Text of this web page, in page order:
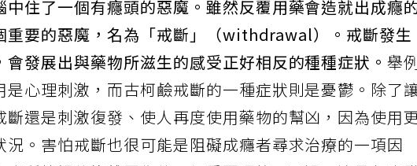
中住了一個有癮頭的惡魔。雖然反覆用藥會造就出成癮
重要的惡魔，名為「戒斷」（withdrawal）。戒斷發生
會發展出與藥物所滋生的感受正好相反的種種症狀。舉
是心理刺激，而古柯鹼戒斷的一種症狀則是憂鬱。除了
斷還是刺激復發、使人再度使用藥物的幫凶，因為使用
。害怕戒斷也很可能是阻礙成癮者尋求治療的一項因